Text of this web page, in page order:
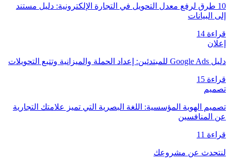
10 طرق لرفع معدل التحويل في التجارة الإلكترونية: دليل مستند
إلى البيانات
قراءة 14
إعلان
دليل Google Ads للمبتدئين: إعداد الحملة والميزانية وتتبع التحويلات
قراءة 15
تصميم
تصميم الهوية المؤسسية: اللغة البصرية التي تميز علامتك التجارية
عن المنافسين
قراءة 11
لنتحدث عن مشروعك